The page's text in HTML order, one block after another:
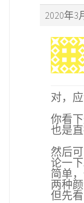
2020年3
对，
你看
也是
然后
论一
简单
两种
但先